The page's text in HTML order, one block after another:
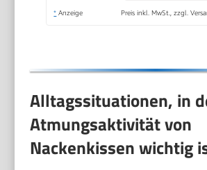
weicher Bezug -
* Anzeige Preis inkl. MwSt., zzgl.
Alltagssituationen, in
Atmungsaktivität von
Nackenkissen wichtig